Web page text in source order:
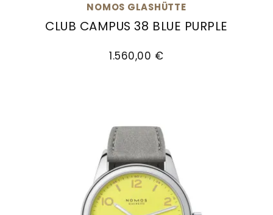
NOMOS GLASHÜTTE
CLUB CAMPUS 38 BLUE PURPLE
1.560,00 €